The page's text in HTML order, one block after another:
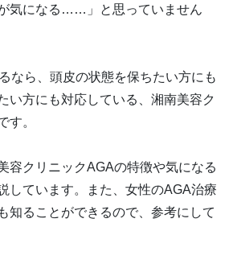
気になる……」と思っていません
なら、頭皮の状態を保ちたい方にも
い方にも対応している、湘南美容ク
す。
容クリニックAGAの特徴や気になる
しています。また、女性のAGA治療
知ることができるので、参考にして